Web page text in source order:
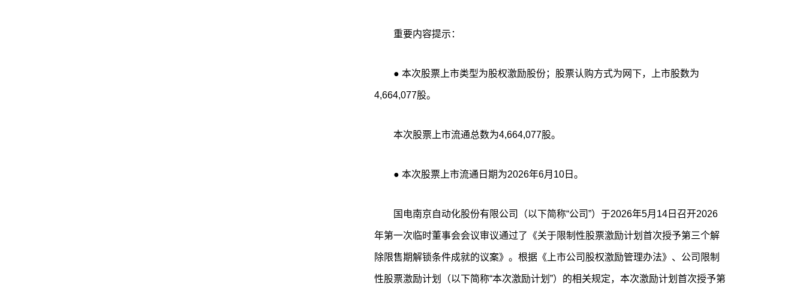
重要内容提示：
● 本次股票上市类型为股权激励股份；股票认购方式为网下，上市股数为
4,664,077股。
本次股票上市流通总数为4,664,077股。
● 本次股票上市流通日期为2026年6月10日。
国电南京自动化股份有限公司（以下简称“公司”）于2026年5月14日召开2026
年第一次临时董事会会议审议通过了《关于限制性股票激励计划首次授予第三个解
除限售期解锁条件成就的议案》。根据《上市公司股权激励管理办法》、公司限制
性股票激励计划（以下简称“本次激励计划”）的相关规定，本次激励计划首次授予第